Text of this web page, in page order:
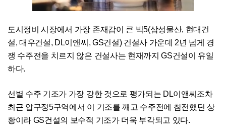
도시정비 시장에서 가장 존재감이 큰 빅5(삼성물산, 현대건
설, 대우건설, DL이앤씨, GS건설) 건설사 가운데 2년 넘게 경
쟁 수주전을 치르지 않은 건설사는 현재까지 GS건설이 유일
하다.
선별 수주 기조가 가장 강한 것으로 평가되는 DL이앤씨조차
최근 압구정5구역에서 이 기조를 깨고 수주전에 참전했던 상
황이라 GS건설의 보수적 기조가 더욱 부각되고 있다.